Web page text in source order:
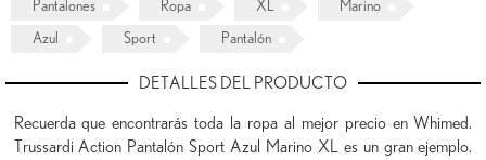
Pantalones Ropa XL Marino
Azul Sport Pantalón
DETALLES DEL PRODUCTO
Recuerda que encontrarás toda la ropa al mejor precio en Whimed.
Trussardi Action Pantalón Sport Azul Marino XL es un gran ejemplo.